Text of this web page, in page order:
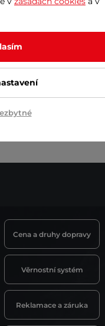
Cena a druhy dopravy
Věrnostní systém
Reklamace a záruka